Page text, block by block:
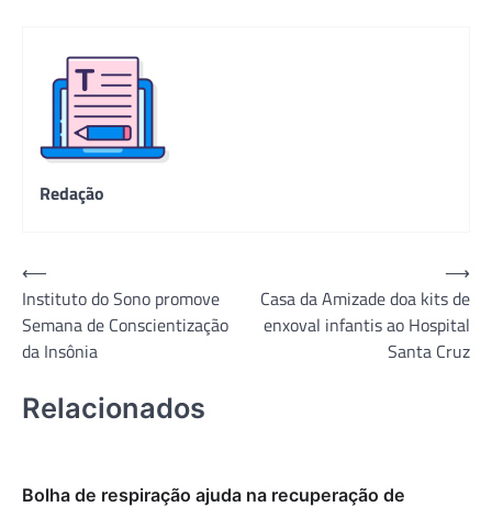
Redação
Navegação
de
Post
⟵
Instituto do Sono promove
Semana de Conscientização
da Insônia
Casa da Amizade doa kits de
enxoval infantis ao Hospital
Santa Cruz
⟶
Relacionados
Bolha de respiração ajuda na recuperação de